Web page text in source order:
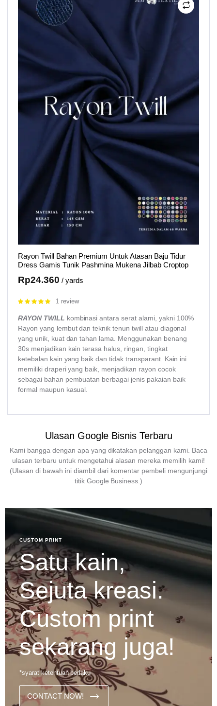
Rayon Twill Bahan Premium Untuk Atasan Baju Tidur
Dress Gamis Tunik Pashmina Mukena Jilbab Croptop
Rp24.360 / yards
Rated
1 review
RAYON TWILL kombinasi antara serat alami, yakni 100%
Rayon yang lembut dan teknik tenun twill atau diagonal
yang unik, kuat dan tahan lama. Menggunakan benang
30s menjadikan kain terasa halus, ringan, tingkat
ketebalan kain yang baik dan tidak transparant. Kain ini
memiliki draperi yang baik, menjadikan rayon cocok
sebagai bahan pembuatan berbagai jenis pakaian baik
formal maupun kasual.
Ulasan Google Bisnis Terbaru
Kami bangga dengan apa yang dikatakan pelanggan kami. Baca
ulasan terbaru untuk mengetahui alasan mereka memilih kami!
(Ulasan di bawah ini diambil dari komentar pembeli mengunjungi
titik Google Business.)
CUSTOM PRINT
Satu kain,
Sejuta kreasi.
Custom print
sekarang juga!
*syarat ketentuan berlaku
CONTACT NOW!